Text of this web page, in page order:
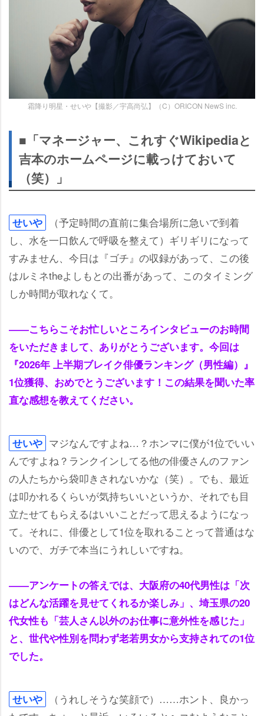
霜降り明星・せいや【撮影／宇高尚弘】（C）ORICON NewS inc.
■「マネージャー、これすぐWikipediaと
吉本のホームページに載っけておいて
（笑）」
せい
（予定時間の直前に集合場所に急いで到着
し、水を一口飲んで呼吸を整えて）ギリギリになって
すみません、今日は『ゴチ』の収録があって、この後
はルミネtheよしもとの出番があって、このタイミング
しか時間が取れなくて。
――こちらこそお忙しいところインタビューのお時間
をいただきまして、ありがとうございます。今回は
『2026年 上半期ブレイク俳優ランキング（男性編）』
1位獲得、おめでとうございます！この結果を聞いた率
直な感想を教えてください。
せい マジなんですよね…？ホンマに僕が1位でいい
んですよね？ランクインしてる他の俳優さんのファン
の人たちから袋叩きされないかな（笑）。でも、最近
は叩かれるくらいが気持ちいいというか、それでも目
立たせてもらえるはいいことだって思えるようになっ
て。それに、俳優として1位を取れることって普通はな
いので、ガチで本当にうれしいですね。
――アンケートの答えでは、大阪府の40代男性は「次
はどんな活躍を見せてくれるか楽しみ」、埼玉県の20
代女性も「芸人さん以外のお仕事に意外性を感じた」
と、世代や性別を問わず老若男女から支持されての1位
でした。
せい
（うれしそうな笑顔で）……ホント、良かっ